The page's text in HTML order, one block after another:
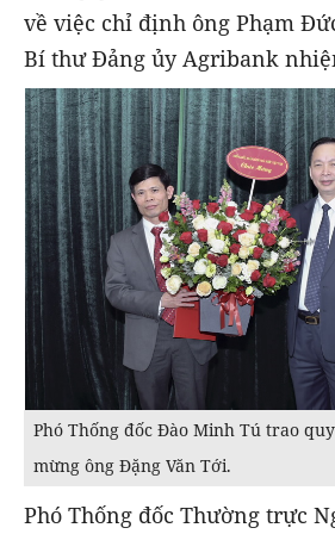
về việc chỉ định ông Phạm
Bí thư Đảng ủy Agribank
Phó Thống đốc Đào Minh Tú trao
mừng ông Đặng Văn Tới.
Phó Thống đốc Thường trực